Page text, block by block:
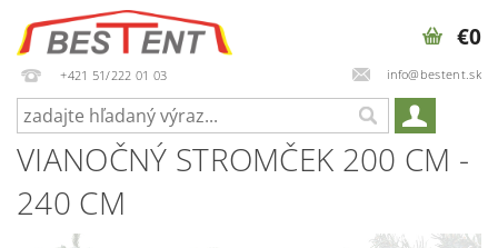
+421 51/222 01 03 info@bestent.sk
€0
VIANOČNÝ STROMČEK 200 CM -
240 CM